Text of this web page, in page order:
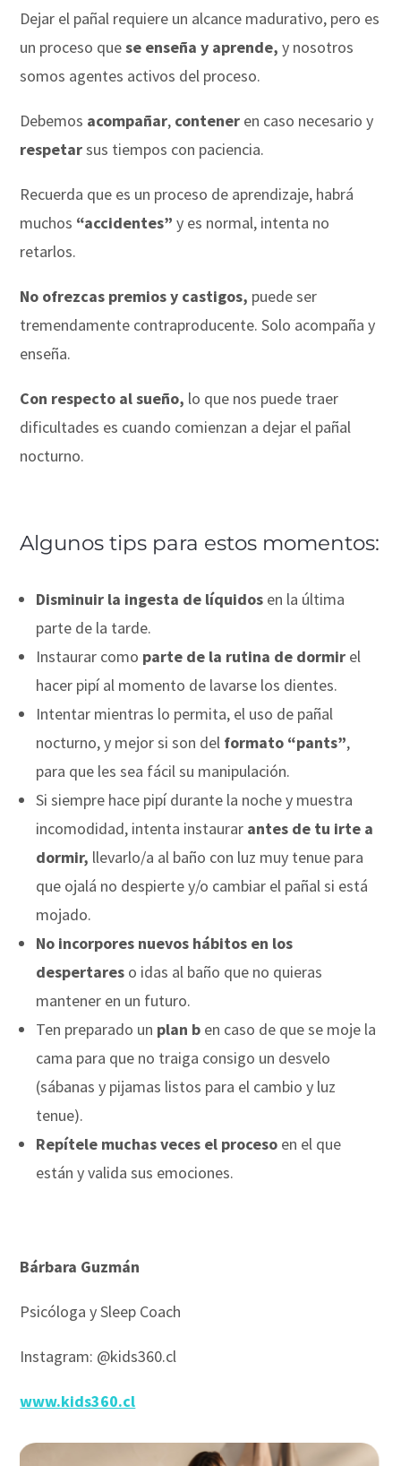
Dejar el pañal requiere un alcance madurativo, pero es
un proceso quese enseña y aprende, y nosotros
somos agentes activos del proceso.
Debemos acompañar, contener en caso necesario y
respetarsus tiempos con paciencia.
Recuerda que es un proceso de aprendizaje, habrá
muchos “accidentes” y es normal, intenta no
retarlos.
No ofrezcas premios y castigos, puede ser
tremendamente contraproducente. Solo acompaña y
enseña.
Con respecto al sueño, lo que nos puede traer
dificultades es cuando comienzan a dejar el pañal
nocturno.
Algunos tips para estos momentos:
Disminuir la ingesta de líquidos en la última
parte de la tarde.
Instaurar como parte de la rutina de dormir el
hacer pipí al momento de lavarse los dientes.
Intentar mientras lo permita, el uso de pañal
nocturno, y mejor si son del formato “pants”,
para que les sea fácil su manipulación.
Si siempre hace pipí durante la noche y muestra
incomodidad, intenta instaurar antes de tu irte a
dormir, llevarlo/a al baño con luz muy tenue para
que ojalá no despierte y/o cambiar el pañal si está
mojado.
No incorpores nuevos hábitos en los
despertares o idas al baño que no quieras
mantener en un futuro.
Ten preparado un plan b en caso de que se moje la
cama para que no traiga consigo un desvelo
(sábanas y pijamas listos para el cambio y luz
tenue).
Repítele muchas veces el proceso en el que
están y valida sus emociones.
Bárbara Guzmán
Psicóloga y Sleep Coach
Instagram: @kids360.cl
www.kids360.cl